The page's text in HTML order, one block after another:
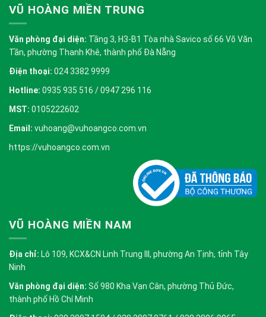
VŨ HOÀNG MIỀN TRUNG
Văn phòng đại diện: Tầng 3, H3-B1 Tòa nhà Savico số 66 Võ Văn
Tần, phường Thanh Khê, thành phố Đà Nẵng
Điện thoại: 024 3382 9999
Hotline: 0935 935 516 / 0947 296 116
MST: 0105222602
Email: vuhoang@vuhoangco.com.vn
https://vuhoangco.com.vn
VŨ HOÀNG MIỀN NAM
Địa chỉ: Lô 109, KCX&CN Linh Trung III, phường An Tịnh, tỉnh Tây
Ninh
Văn phòng đại diện: Số 980 Kha Vạn Cân, phường Thủ Đức,
thành phố Hồ Chí Minh